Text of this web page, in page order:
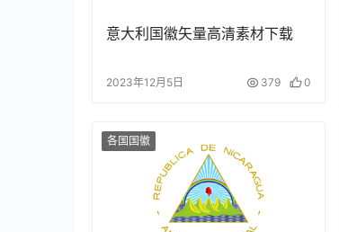
意大利国徽矢量高清素材下载
2023年12月5日 379 0
各国国徽